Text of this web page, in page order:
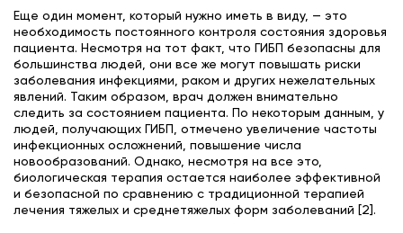
Еще один момент, который нужно иметь в виду, — это
необходимость постоянного контроля состояния здоровья
пациента. Несмотря на тот факт, что ГИБП безопасны для
большинства людей, они все же могут повышать риски
заболевания инфекциями, раком и других нежелательных
явлений. Таким образом, врач должен внимательно
следить за состоянием пациента. По некоторым данным, у
людей, получающих ГИБП, отмечено увеличение частоты
инфекционных осложнений, повышение числа
новообразований. Однако, несмотря на все это,
биологическая терапия остается наиболее эффективной
и безопасной по сравнению с традиционной терапией
лечения тяжелых и среднетяжелых форм заболеваний [2].